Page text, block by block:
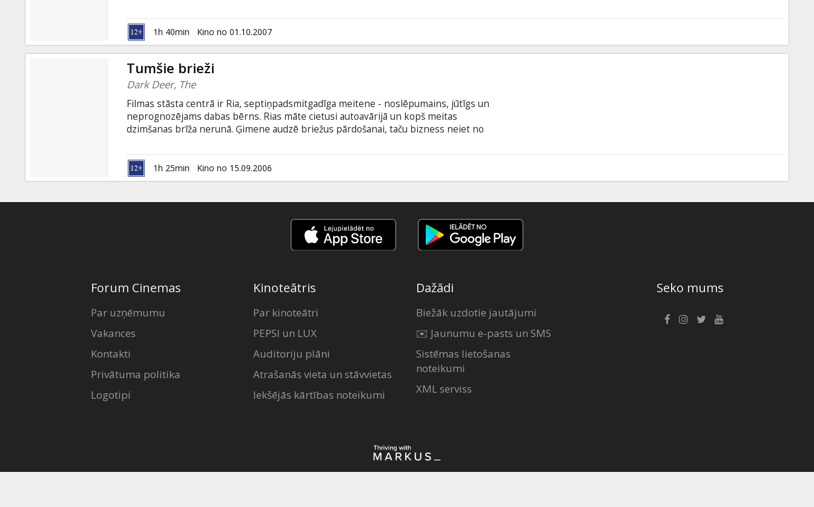
bērns. Viņas ģimene audzē briežus pārdošanai. Tēvs nolemj sarīkot medības, lai
nopelnītu. Kad briežu dārzā ierodas vācu mednieki, sākas Rias izmisīgā cīņa par
dzīvnieku dzīvību. Sarežģītie apstākļi noved nāvē tos, kurus Ria mīl vairāk par visu.
1h 40min Kino no 01.10.2007
Tumšie brieži
Dark Deer, The
Filmas stāsta centrā ir Ria, septiņpadsmitgadīga meitene - noslēpumains, jūtīgs un
neprognozējams dabas bērns. Rias māte cietusi autoavārijā un kopš meitas
dzimšanas brīža nerunā. Ģimene audzē briežus pārdošanai, taču bizness neiet no
vācu mednieki, sākas Rias izmisīgā cīņa par dzīvnieku dzīvību. Pretrunu pilno
apstākļu rezultātā iet bojā tie, kurus Ria mīl vairāk par visu.
1h 25min Kino no 15.09.2006
Forum Cinemas
Par uzņēmumu
Vakances
Kontakti
Privātuma politika
Logotipi
Kinoteātris
Par kinoteātri
PEPSI un LUX
Auditoriju plāni
Atrašanās vieta un stāvvietas
Iekšējās kārtības noteikumi
Dažādi
Biežāk uzdotie jautājumi
✉️ Jaunumu e-pasts un SMS
Sistēmas lietošanas
noteikumi
XML serviss
Seko mums